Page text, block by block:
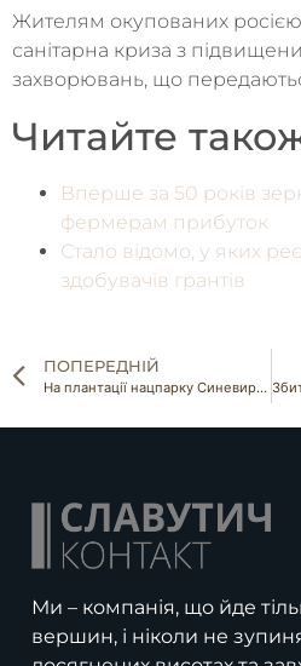
Жителям окупованих
санітарна криза з
захворювань, що
Читайте
Вперше за 50 років
фермерам прибуток
Стало відомо, у яких
здобувачів грантів
ПОПЕРЕДНІЙ
На плантації нацпарку Синевир вирощують екочаї
Ми – компанія, що йде
вершин, і ніколи не